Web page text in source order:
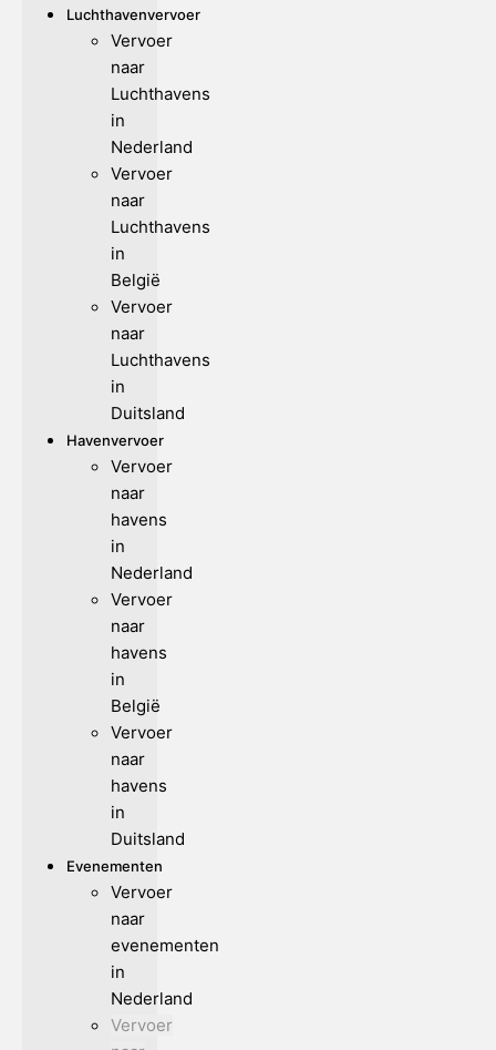
Luchthavenvervoer
Vervoer
naar
Luchthavens
in
Nederland
Vervoer
naar
Luchthavens
in
België
Vervoer
naar
Luchthavens
in
Duitsland
Havenvervoer
Vervoer
naar
havens
in
Nederland
Vervoer
naar
havens
in
België
Vervoer
naar
havens
in
Duitsland
Evenementen
Vervoer
naar
evenementen
in
Nederland
Vervoer